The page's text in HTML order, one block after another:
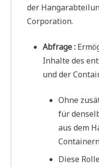
der
Corporation.
Abfrage :
Inhalte des
und der
Ohne
für
aus dem
Diese